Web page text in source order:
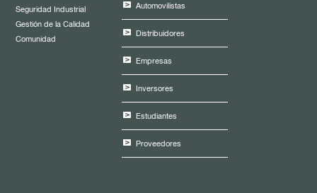
Seguridad Industrial
Gestión de la Calidad
Comunidad
Automovilistas
Distribuidores
Empresas
Inversores
Estudiantes
Proveedores